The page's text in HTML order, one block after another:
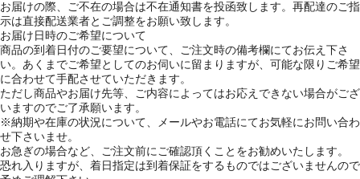
お届けの際、ご不在の場合は不在通知書を投函致します。再配達のご指
示は直接配送業者とご調整をお願い致します。
お届け日時のご希望について
商品の到着日付のご要望について、ご注文時の備考欄にてお伝え下さ
い。あくまでご希望としてのお伺いに留まりますが、可能な限りご希望
に合わせて手配させていただきます。
ただし商品やお届け先等、ご内容によってはお応えできない場合がござ
いますのでご了承願います。
※納期や在庫の状況について、メールやお電話にてお気軽にお問い合わ
せ下さいませ。
お急ぎの場合など、ご注文前にご確認頂くことをお勧めいたします。
恐れ入りますが、着日指定は到着保証をするものではございませんので